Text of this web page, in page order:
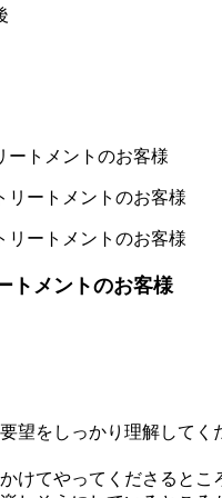
トメントのお客様
トメントのお客様
望をしっかり理解してく
けてやってくださるとこ